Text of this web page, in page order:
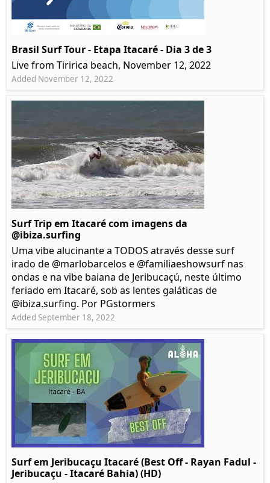
Brasil Surf Tour - Etapa Itacaré - Dia 3 de 3
Live from Tiririca beach, November 12, 2022
Added November 12, 2022
Surf Trip em Itacaré com imagens da
@ibiza.surfing
Uma vibe alucinante a TODOS através desse surf
irado de @marlobarcelos e @familiaeshowsurf nas
ondas e na vibe baiana de Jeribucaçú, neste último
feriado em Itacaré, sob as lentes galáticas de
@ibiza.surfing. Por PGstormers
Added September 18, 2022
Surf em Jeribucaçu Itacaré (Best Off - Rayan Fadul -
Jeribucaçu - Itacaré Bahia) (HD)